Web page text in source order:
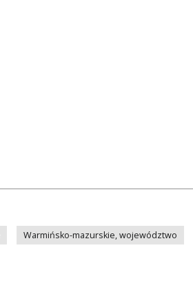
Warmińsko-mazurskie, województwo